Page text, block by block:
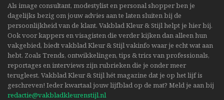
Als image consultant, modestylist en personal shopper ben je
dagelijks bezig om jouw advies aan te laten sluiten bij de
persoonlijkheid van de klant. Vakblad Kleur & Stijl helpt je hier bij.
Ook voor kappers en visagisten die verder kijken dan alleen hun
vakgebied, biedt vakblad Kleur & Stijl vakinfo waar je echt wat aan
hebt. Zoals Trends, ontwikkelingen, tips & trics van professionals,
reportages en interviews zijn rubrieken die je onder meer
terugleest. Vakblad Kleur & Stijl hét magazine dat je op het lijf is
geschreven! Ieder kwartaal jouw lijfblad op de mat? Meld je aan bij
redactie@vakbladkleurenstijl.nl